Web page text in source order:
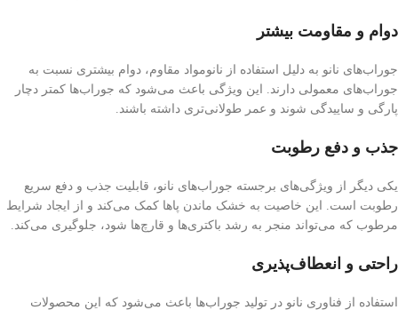
دوام و مقاومت بیشتر
جوراب‌های نانو به دلیل استفاده از نانومواد مقاوم، دوام بیشتری نسبت به
جوراب‌های معمولی دارند. این ویژگی باعث می‌شود که جوراب‌ها کمتر دچار
پارگی و ساییدگی شوند و عمر طولانی‌تری داشته باشند.
جذب و دفع رطوبت
یکی دیگر از ویژگی‌های برجسته جوراب‌های نانو، قابلیت جذب و دفع سریع
رطوبت است. این خاصیت به خشک ماندن پاها کمک می‌کند و از ایجاد شرایط
مرطوب که می‌تواند منجر به رشد باکتری‌ها و قارچ‌ها شود، جلوگیری می‌کند.
راحتی و انعطاف‌پذیری
استفاده از فناوری نانو در تولید جوراب‌ها باعث می‌شود که این محصولات